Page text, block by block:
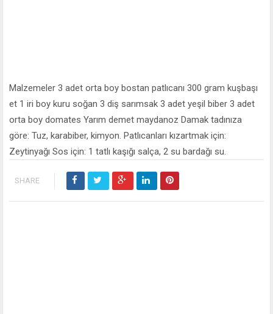
Malzemeler 3 adet orta boy bostan patlıcanı 300 gram kuşbaşı
et 1 iri boy kuru soğan 3 diş sarımsak 3 adet yeşil biber 3 adet
orta boy domates Yarım demet maydanoz Damak tadınıza
göre: Tuz, karabiber, kimyon. Patlıcanları kızartmak için:
Zeytinyağı Sos için: 1 tatlı kaşığı salça, 2 su bardağı su.
SHARE